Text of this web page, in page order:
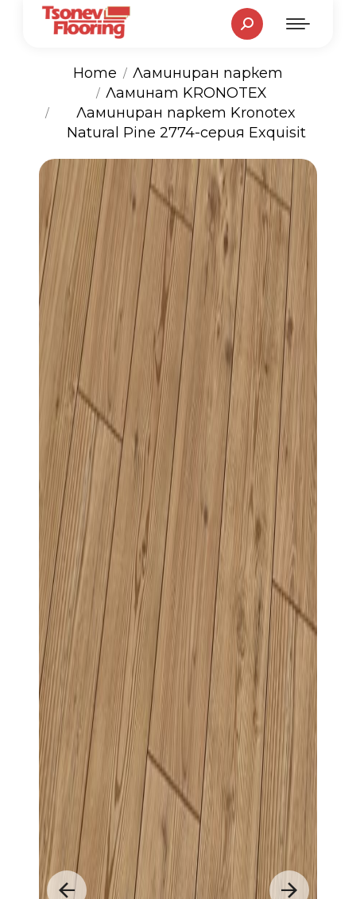
Search:
You are here:
Home
Ламиниран паркет
Ламинат KRONOTEX
Ламиниран паркет Kronotex
Natural Pine 2774-серия Exquisit